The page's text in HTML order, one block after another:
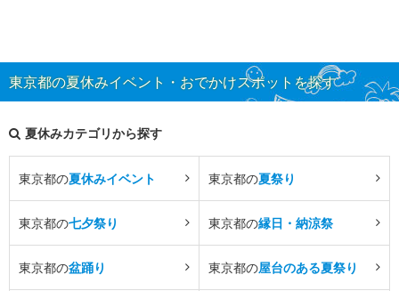
東京都の夏休みイベント・おでかけスポットを探す
夏休みカテゴリから探す
東京都の夏休みイベント 東京都の夏祭り
東京都の七夕祭り 東京都の縁日・納涼祭
東京都の盆踊り 東京都の屋台のある夏祭り